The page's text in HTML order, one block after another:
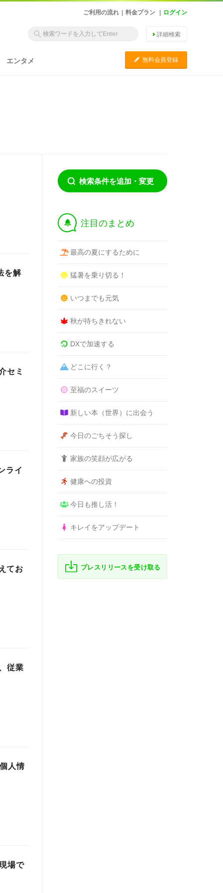
ご利用の流れ 料金プラン ログイン
詳細検索
エンタメ C 無料会員登録
を解
セミ
ライ
てお
従業
人情
場で
検索条件を追加・変更
† 注目のまとめ
最高の夏にするために
猛暑を乗り切る！
いつまでも元気
秋が待ちきれない
DXで加速する
どこに行く？
至福のスイーツ
新しい本（世界）に出会う
今日のごちそう探し
家族の笑顔が広がる
健康への投資
今日も推し活！
キレイをアップデート
プレスリリースを受け取る